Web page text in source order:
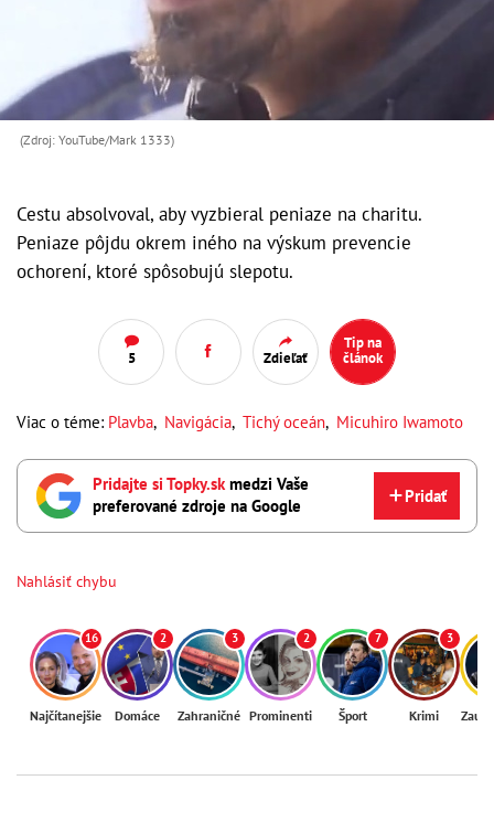
(Zdroj: YouTube/Mark 1333)
Cestu absolvoval, aby vyzbieral peniaze na charitu.
Peniaze pôjdu okrem iného na výskum prevencie
ochorení, ktoré spôsobujú slepotu.
5 Zdieľať
Tip na
článok
Viac o téme: Plavba, Navigácia, Tichý oceán, Micuhiro Iwamoto
Pridajte si Topky.skmedzi Vaše
preferované zdroje na Google
Pridať
Nahlásiť chybu
16
Najčítanejšie
2
Domáce
3
Zahraničné
2
Prominenti
7
Šport
3
Krimi